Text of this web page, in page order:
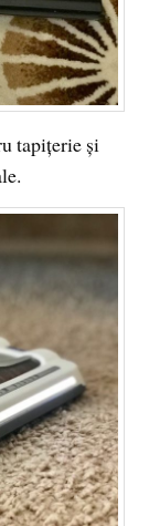
tapițerie și